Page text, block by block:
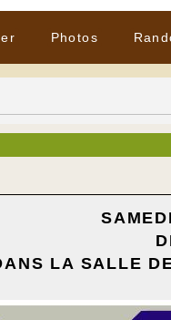
Photos
LA SALLE